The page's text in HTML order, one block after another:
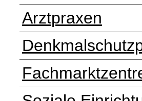
Arztpraxen